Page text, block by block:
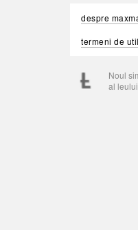
despre
termeni de
Noul
al leului